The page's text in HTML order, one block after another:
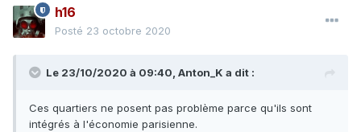
h16
Posté 23 octobre 2020
Le 23/10/2020 à 09:40, Anton_K a dit :
Ces quartiers ne posent pas problème parce qu'ils sont
intégrés à l'économie parisienne.